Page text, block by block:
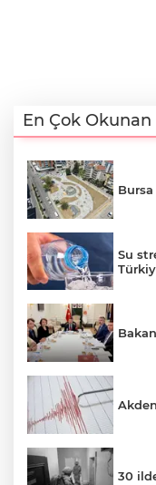
En Çok
Bursa
Su
30